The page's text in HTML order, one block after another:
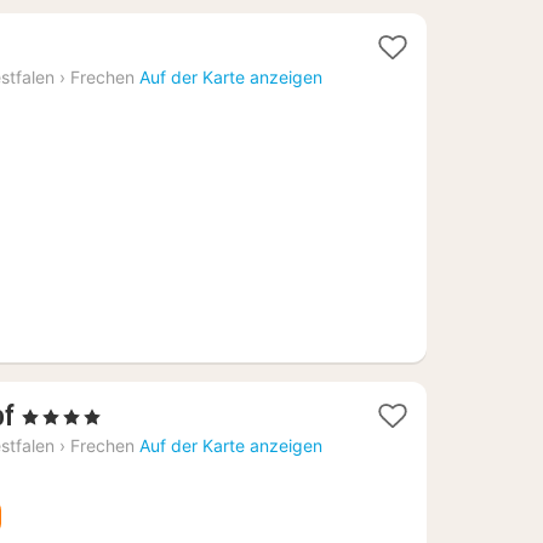
› Frechen Auf der Karte anzeigen
1
Nacht
, 4 Sterne
› Frechen Auf der Karte anzeigen